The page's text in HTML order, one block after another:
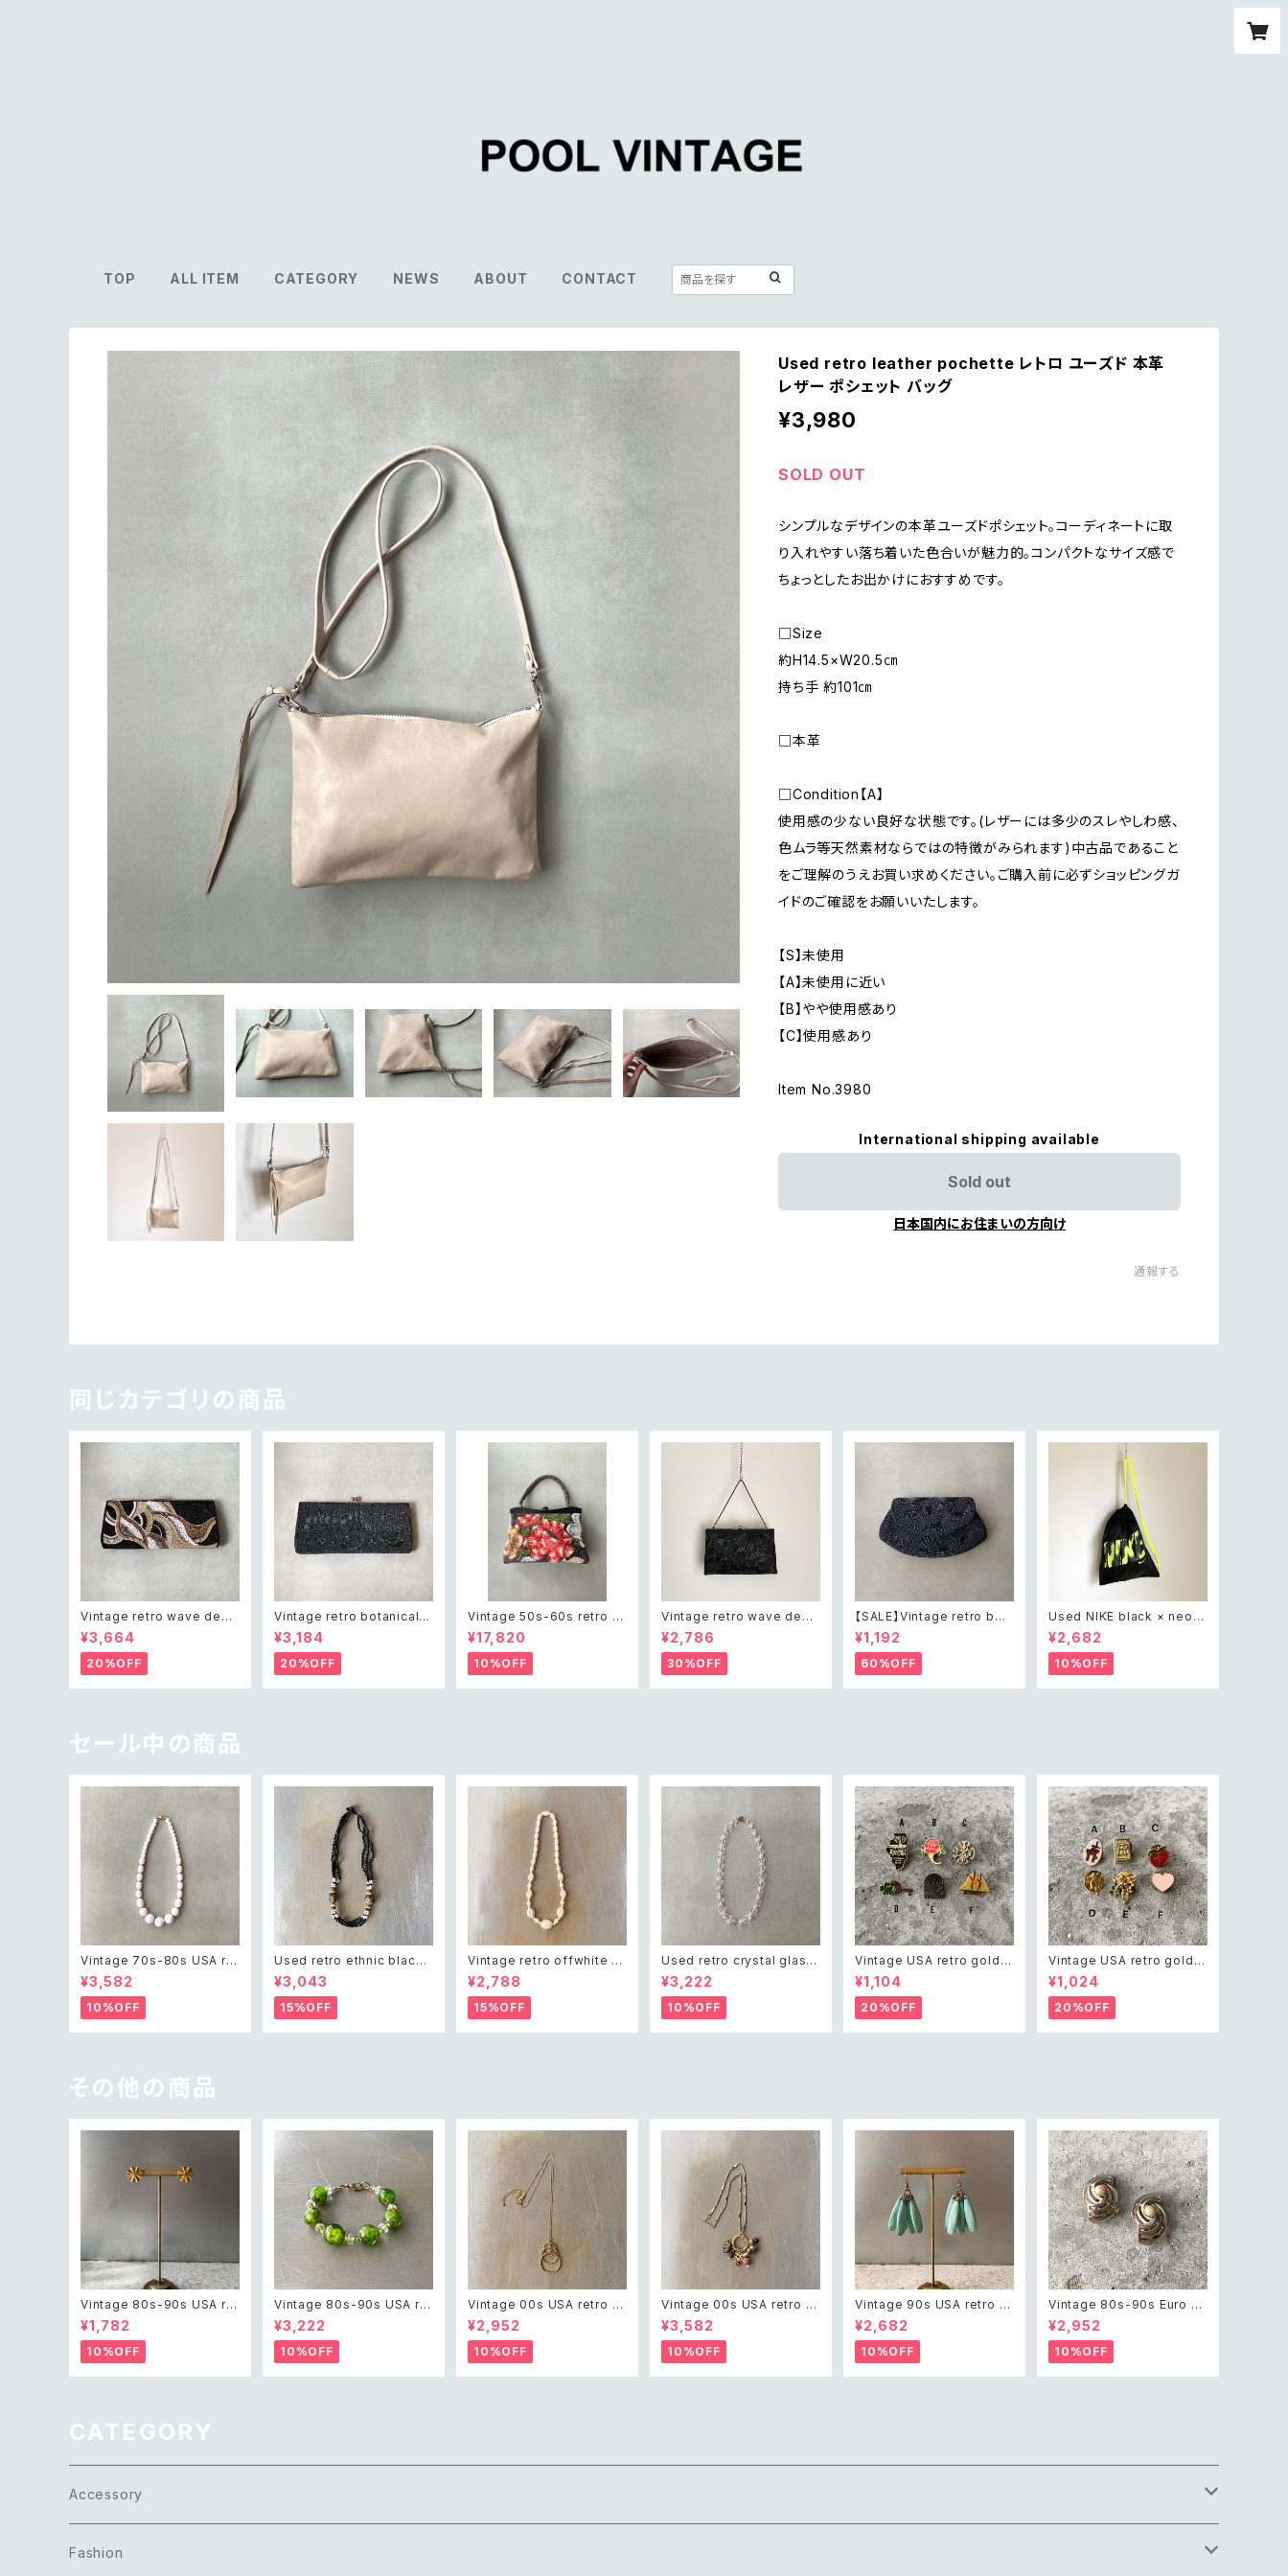
TOP ALL ITEM CATEGORY NEWS ABOUT CONTACT
Used retro leather pochette レトロ ユーズド 本革
レザー ポシェット バッグ
¥3,980
SOLD OUT
シンプルなデザインの本革ユーズドポシェット。コーディネートに取
り入れやすい落ち着いた色合いが魅力的。コンパクトなサイズ感で
ちょっとしたお出かけにおすすめです。
□Size
約H14.5×W20.5㎝
持ち手 約101㎝
□本革
□Condition【A】
使用感の少ない良好な状態です。(レザーには多少のスレやしわ感、
色ムラ等天然素材ならではの特徴がみられます)中古品であること
をご理解のうえお買い求めください。ご購入前に必ずショッピングガ
イドのご確認をお願いいたします。
【S】未使用
【A】未使用に近い
【B】やや使用感あり
【C】使用感あり
Item No.3980
International shipping available
Sold out
日本国内にお住まいの方向け
通報する
同じカテゴリの商品
Vintage retro wave desi
gn beads embroidery da
rk green clutch bag レト
ロ ヴィンテージ ウェーブ デ
ザイン ビーズ刺繍 ブラック
黒 クラシカル クラッチバッグ
¥3,664
20%OFF
Vintage retro botanical b
eads embroidery dark gr
een clutch bag レトロ ヴィ
ンテージ ボタニカル ビーズ刺
繍 ダークグリーン クラシカル
クラッチバッグ
¥3,184
20%OFF
Vintage 50s-60s retro b
otanical flower beads e
mbroidery classical bag
レトロ ヴィンテージ ブラック
ボタニカル フラワー 立体 ビ
ーズ刺繍 クラシカル がま口
¥17,820
10%OFF
Vintage retro wave desi
gn black beads embroid
ery bag レトロ ヴィンテージ
ウェーブ デザイン ブラック 黒
ビーズ刺繍 バッグ
¥2,786
30%OFF
【SALE】Vintage retro bea
ds embroidery navy blue
pouch レトロ ヴィンテージ
ホワイト ビーズ刺繍 ネイビー
紺色 ポーチ
¥1,192
60%OFF
Used NIKE black × neon
yellow one shoulder kna
psack レトロ ユーズド ナイ
キ ブラック×ネオンイエロー
ワンショルダー ナップサック
¥2,682
10%OFF
セール中の商品
Vintage 70s-80s USA ret
ro white beads classical
necklace レトロ アメリカ ヴ
ィンテージ アクセサリー ホワ
イト ビーズ クラシカル ネック
レス
¥3,582
10%OFF
Used retro ethnic black
beads necklace レトロ ユ
ーズド アクセサリー エスニッ
ク ブラック ビーズ ネックレス
¥3,043
15%OFF
Vintage retro offwhite b
eads necklace レトロ ヴィ
ンテージ アクセサリー オフホ
ワイト ビーズ ネックレス
¥2,788
15%OFF
Used retro crystal glass
beads necklace レトロ ユ
ーズド アクセサリー クリスタ
ル ガラス ビーズ ネックレス
¥3,222
10%OFF
Vintage USA retro gold t
one pin brooch レトロ アメ
リカ ヴィンテージ アクセサリ
ー レトロ ゴールド ピン ブロ
ーチ
¥1,104
20%OFF
Vintage USA retro gold t
one mini pin brooch レト
ロ アメリカ ヴィンテージ アク
セサリー レトロ ゴールド ミニ
ピン ブローチ
¥1,024
20%OFF
その他の商品
Vintage 80s-90s USA ret
ro sun design pierce レト
ロ アメリカ ヴィンテージ アク
セサリー 太陽 デザイン ピア
ス
¥1,782
10%OFF
Vintage 80s-90s USA ret
ro green glass beads br
acelet レトロ アメリカ ヴィ
ンテージ アクセサリー グリー
ン 緑 ガラス ビーズ ブレスレ
ット
¥3,222
10%OFF
Vintage 00s USA retro tri
ple twist circle design n
ecklace レトロ アメリカ ヴィ
ンテージ アクセサリー ゴール
ド トリプル ツイスト サークル
デザイン ネックレス
¥2,952
10%OFF
Vintage 00s USA retro s
afari design elephant sw
ing charm necklace レト
ロ アメリカ ヴィンテージ アク
セサリー サファリ デザイン エ
レファント ゾウ スウィング チ
¥3,582
10%OFF
Vintage 90s USA retro s
wing drop beads pierce
レトロ アメリカ ヴィンテージ
アクセサリー スウィング ドロ
ップ ビーズ ピアス
¥2,682
10%OFF
Vintage 80s-90s Euro m
ade in ITALY retro mode
design earring ユーロ ヴィ
ンテージ アクセサリー イタリ
ア製 レトロモード デザイン イ
ヤリング
¥2,952
10%OFF
CATEGORY
Accessory
Necklace
Fashion